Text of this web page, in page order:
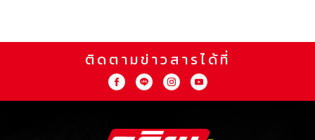
ติดตามข่าวสารได้ที่